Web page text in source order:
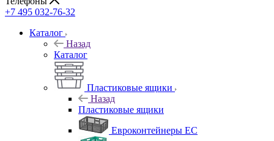
+7 495 032-76-32
Каталог
Назад
Каталог
Пластиковые ящики
Назад
Пластиковые ящики
Евроконтейнеры ЕС